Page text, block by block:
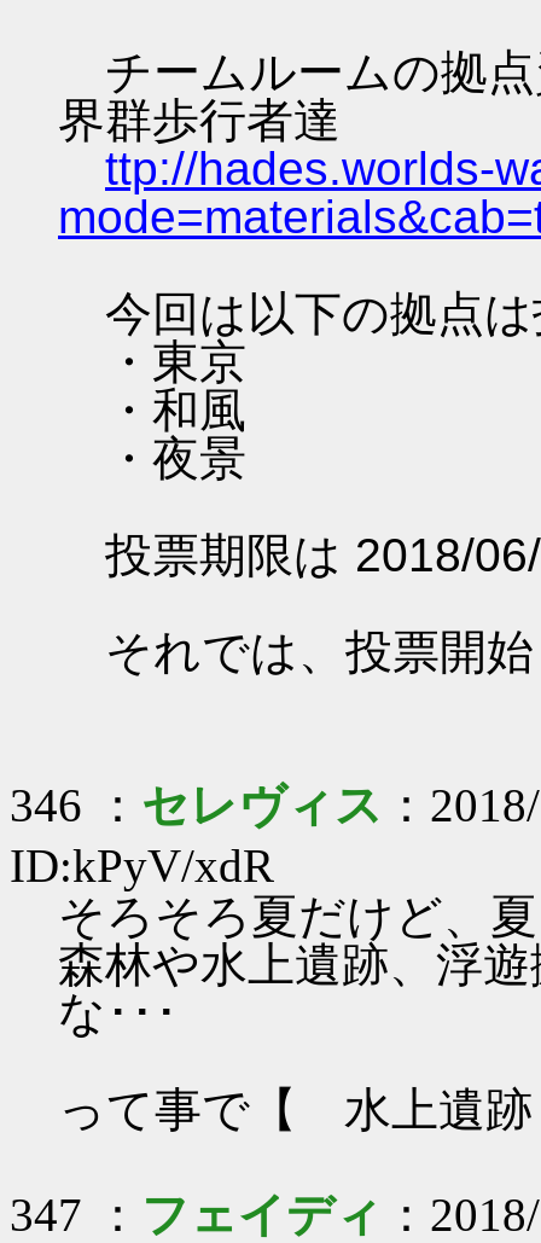
チームルームの拠
界群歩行者達
ttp://hades.worlds-
今回は以下の拠点
・東京
・和風
・夜景
投票期限は 2018/
それでは、投票開
346 ： セレヴィス ：
ID:kPyV/xdR
そろそろ夏だけど、
森林や水上遺跡、浮
な･･･
って事で【 水上遺
347 ： フェイディ ：